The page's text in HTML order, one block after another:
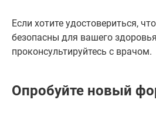
Если хотите удостовериться,
безопасны для вашего
проконсультируйтесь с врачом.
Опробуйте новый